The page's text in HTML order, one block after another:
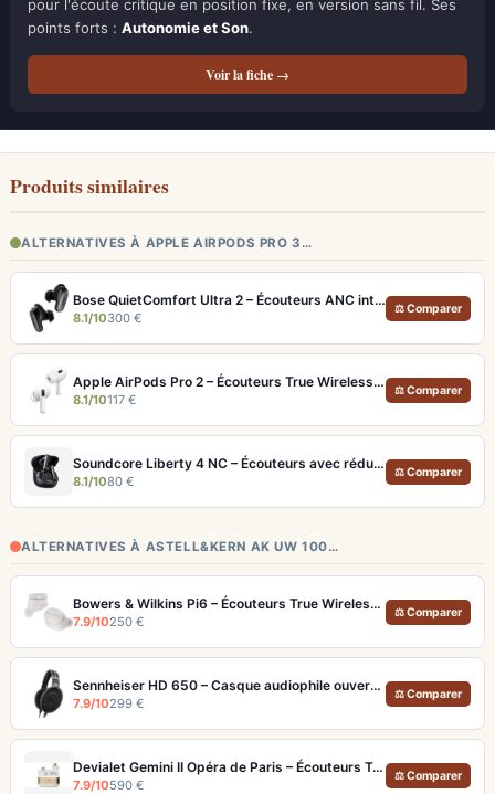
pour l'écoute critique en position fixe, en version sans fil. Ses
points forts : Autonomie et Son.
Voir la fiche →
Produits similaires
ALTERNATIVES À APPLE AIRPODS PRO 3…
Bose QuietComfort Ultra 2 – Écouteurs ANC intra-auriculaires avec son immersif
8.1/10300 €
⚖ Comparer
Apple AirPods Pro 2 – Écouteurs True Wireless ANC USB-C Blancs
8.1/10117 €
⚖ Comparer
Soundcore Liberty 4 NC – Écouteurs avec réduction de bruit adaptative 2.0
8.1/1080 €
⚖ Comparer
ALTERNATIVES À ASTELL&KERN AK UW 100…
Bowers & Wilkins Pi6 – Écouteurs True Wireless audiophiles avec ANC adaptatif
7.9/10250 €
⚖ Comparer
Sennheiser HD 650 – Casque audiophile ouvert pour l'écoute analytique
7.9/10299 €
⚖ Comparer
Devialet Gemini II Opéra de Paris – Écouteurs True Wireless audiophiles plaqués or
7.9/10590 €
⚖ Comparer